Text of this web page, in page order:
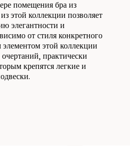
помещения бра из
этой коллекции позволяет
элегантности и
от стиля конкретного
этой коллекции
практически
крепятся легкие и